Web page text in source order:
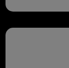
Sicuramente